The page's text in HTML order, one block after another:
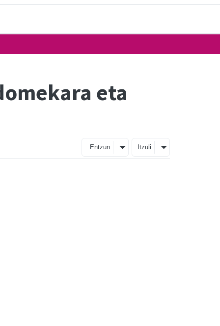
eta
Entzun Itzuli